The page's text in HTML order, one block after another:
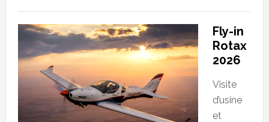
Fly-in
Rotax
2026
Visite
d’usine
et